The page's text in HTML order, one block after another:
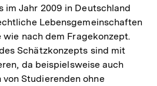
im Jahr 2009 in Deutschland
Lebensgemeinschaften
wie nach dem Fragekonzept.
Schätzkonzepts sind mit
da beispielsweise auch
Studierenden ohne